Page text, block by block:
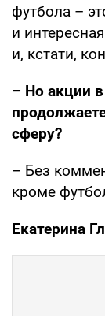
футбола –
и
и, кстати,
– Но акции
сферу?
– Без
кроме
Екатерина